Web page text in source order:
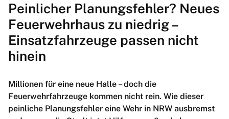
Peinlicher Planungsfehler? Neues
Feuerwehrhaus zu niedrig –
Einsatzfahrzeuge passen nicht
hinein
Millionen für eine neue Halle – doch die
Feuerwehrfahrzeuge kommen nicht rein. Wie dieser
peinliche Planungsfehler eine Wehr in NRW ausbremst